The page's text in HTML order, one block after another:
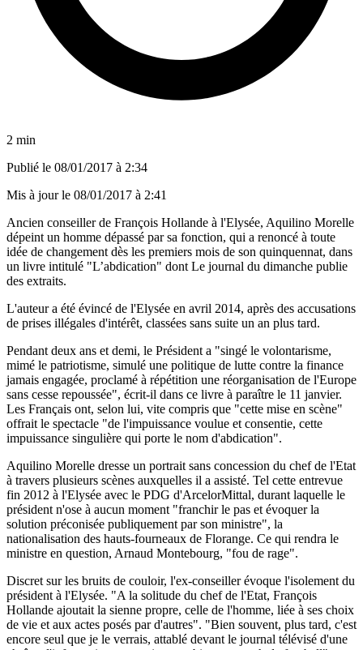
2 min
Publié le 08/01/2017 à 2:34
Mis à jour le 08/01/2017 à 2:41
Ancien conseiller de François Hollande à l'Elysée, Aquilino Morelle
dépeint un homme dépassé par sa fonction, qui a renoncé à toute
idée de changement dès les premiers mois de son quinquennat, dans
un livre intitulé "L’abdication" dont Le journal du dimanche publie
des extraits.
L'auteur a été évincé de l'Elysée en avril 2014, après des accusations
de prises illégales d'intérêt, classées sans suite un an plus tard.
Pendant deux ans et demi, le Président a "singé le volontarisme,
mimé le patriotisme, simulé une politique de lutte contre la finance
jamais engagée, proclamé à répétition une réorganisation de l'Europe
sans cesse repoussée", écrit-il dans ce livre à paraître le 11 janvier.
Les Français ont, selon lui, vite compris que "cette mise en scène"
offrait le spectacle "de l'impuissance voulue et consentie, cette
impuissance singulière qui porte le nom d'abdication".
Aquilino Morelle dresse un portrait sans concession du chef de l'Etat
à travers plusieurs scènes auxquelles il a assisté. Tel cette entrevue
fin 2012 à l'Elysée avec le PDG d'ArcelorMittal, durant laquelle le
président n'ose à aucun moment "franchir le pas et évoquer la
solution préconisée publiquement par son ministre", la
nationalisation des hauts-fourneaux de Florange. Ce qui rendra le
ministre en question, Arnaud Montebourg, "fou de rage".
Discret sur les bruits de couloir, l'ex-conseiller évoque l'isolement du
président à l'Elysée. "A la solitude du chef de l'Etat, François
Hollande ajoutait la sienne propre, celle de l'homme, liée à ses choix
de vie et aux actes posés par d'autres". "Bien souvent, plus tard, c'est
encore seul que je le verrais, attablé devant le journal télévisé d'une